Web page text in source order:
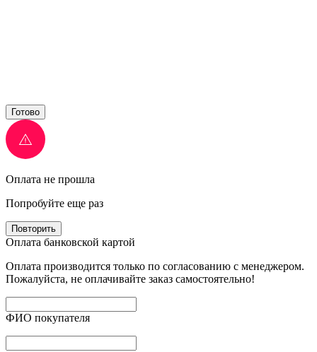
Готово
Оплата не прошла
Попробуйте еще раз
Повторить
Оплата банковской картой
Оплата производится только по согласованию с менеджером.
Пожалуйста, не оплачивайте заказ самостоятельно!
ФИО покупателя